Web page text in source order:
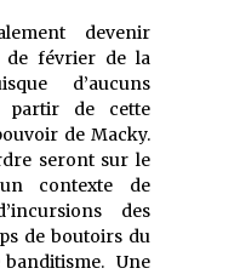
devenir
février de la
d’aucuns
partir de cette
de Macky.
seront sur le
contexte de
des
de boutoirs du
Une